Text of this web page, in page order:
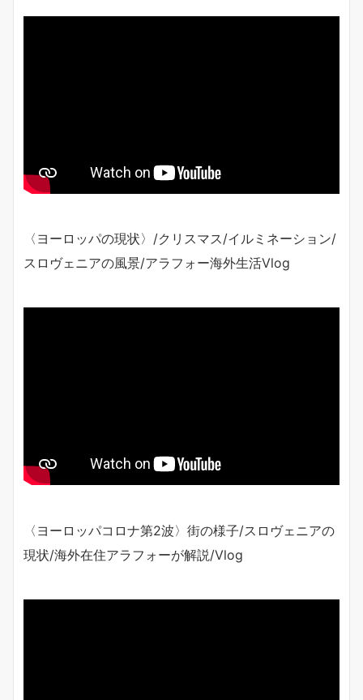
〈ヨーロッパの現状〉/クリスマス/イルミネーション/
スロヴェニアの風景/アラフォー海外生活Vlog
〈ヨーロッパコロナ第2波〉街の様子/スロヴェニアの
現状/海外在住アラフォーが解説/Vlog